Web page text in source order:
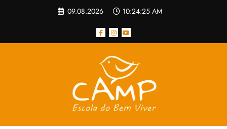
09.08.2026 10:24:25 AM